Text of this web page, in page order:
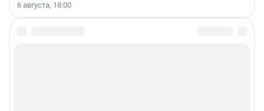
6 августа, 18:00